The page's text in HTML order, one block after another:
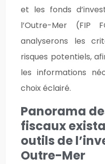
et les fonds
l’Outre-Mer (FIP
analyserons les
risques potentiels,
les informations
choix éclairé.
Panorama
fiscaux
outils de
Outre-Mer